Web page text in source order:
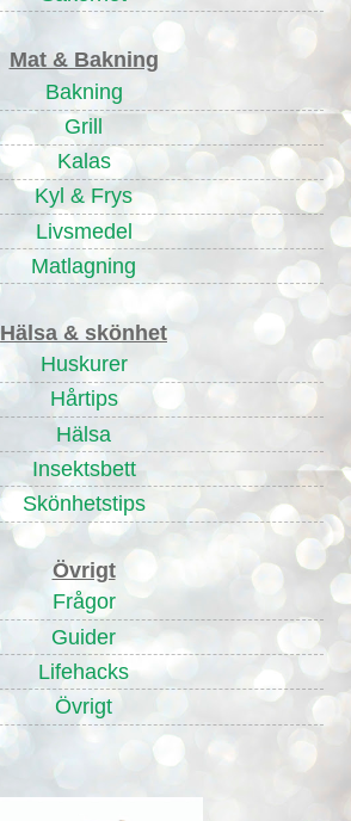
Mat & Bakning
Bakning
Grill
Kalas
Kyl & Frys
Livsmedel
Matlagning
Hälsa & skönhet
Huskurer
Hårtips
Hälsa
Insektsbett
Skönhetstips
Övrigt
Frågor
Guider
Lifehacks
Övrigt